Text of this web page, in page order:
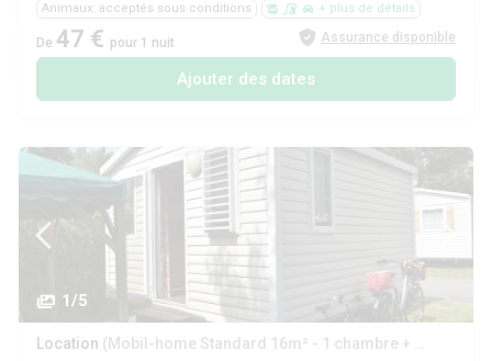
Animaux: acceptés sous conditions
+ plus de détails
De 47 € pour 1 nuit Assurance disponible
Ajouter des dates
1/5
Location (Mobil-home Standard 16m² - 1 chambre + TV)